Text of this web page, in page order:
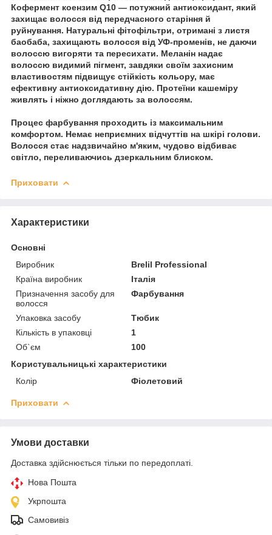
Кофермент коензим Q10 — потужний антиоксидант, який
захищає волосся від передчасного старіння й
руйнування. Натуральні фітофільтри, отримані з листя
баобаба, захищають волосся від УФ-променів, не даючи
волоссю вигоряти та пересихати. Меланін надає
волоссю видимий пігмент, завдяки своїм захисним
властивостям підвищує стійкість кольору, має
ефективну антиоксидативну дію. Протеїни кашеміру
живлять і ніжно доглядають за волоссям.
Процес фарбування проходить із максимальним
комфортом. Немає неприємних відчуттів на шкірі голови.
Волосся стає надзвичайно м'яким, чудово відбиває
світло, переливаючись дзеркальним блиском.
Приховати
Характеристики
Основні
Виробник
Brelil Professional
Країна виробник
Італія
Призначення засобу для
волосся
Фарбування
Упаковка засобу
Тюбик
Кількість в упаковці
1
Об`єм
100
Користувальницькі характеристики
Колір
Фіолетовий
Приховати
Умови доставки
Доставка здійснюється тільки по передоплаті.
Нова Пошта
Укрпошта
Самовивіз